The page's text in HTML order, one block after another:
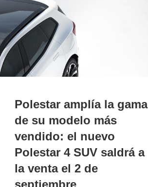
Polestar amplía la gama
de su modelo más
vendido: el nuevo
Polestar 4 SUV saldrá a
la venta el 2 de
septiembre